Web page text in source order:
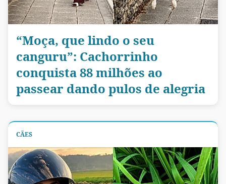
“Moça, que lindo o seu
canguru”: Cachorrinho
conquista 88 milhões ao
passear dando pulos de alegria
CÃES